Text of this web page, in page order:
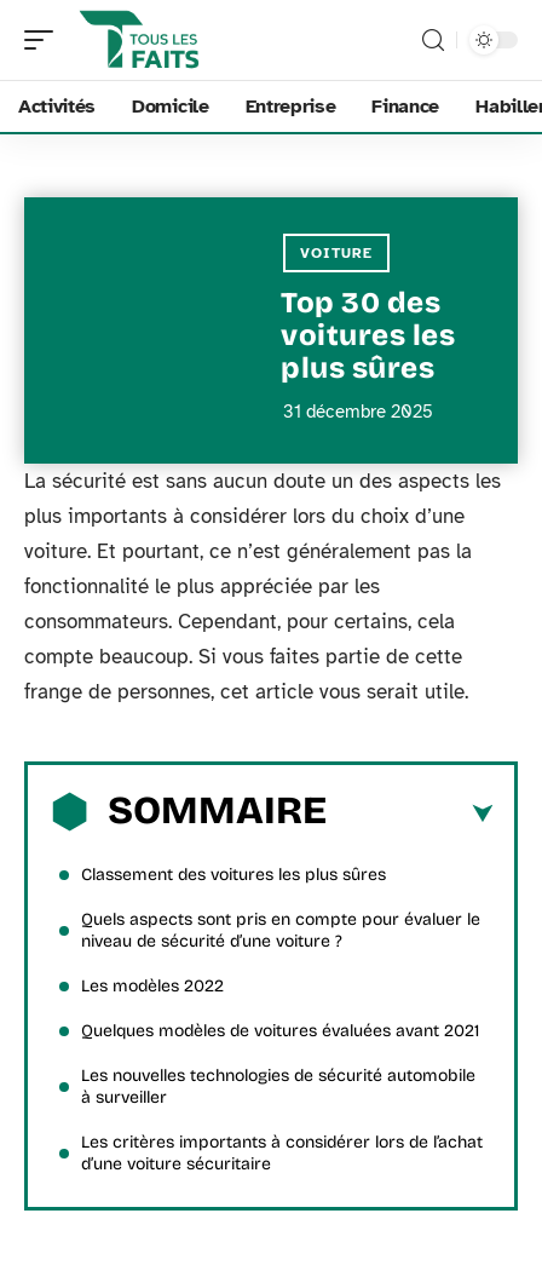
Activités Domicile Entreprise Finance
VOITURE
Top 30 des
voitures les
plus sûres
31 décembre 2025
La sécurité est sans aucun doute un des aspects les
plus importants à considérer lors du choix d’une
voiture. Et pourtant, ce n’est généralement pas la
fonctionnalité le plus appréciée par les
consommateurs. Cependant, pour certains, cela
compte beaucoup. Si vous faites partie de cette
frange de personnes, cet article vous serait utile.
SOMMAIRE
Classement des voitures les plus sûres
Quels aspects sont pris en compte pour évaluer le
niveau de sécurité d’une voiture ?
Les modèles 2022
Quelques modèles de voitures évaluées avant 2021
Les nouvelles technologies de sécurité automobile
à surveiller
Les critères importants à considérer lors de l’achat
d’une voiture sécuritaire